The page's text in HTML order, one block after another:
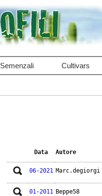
Semenzali Cultivars
Data Autore
06-2021 Marc.degiorgi
01-2011 Beppe58